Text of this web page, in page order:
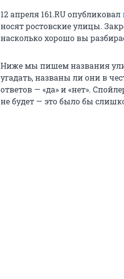
12 апреля 161.RU опубликовал
носят ростовские улицы.
насколько хорошо вы
Ниже мы пишем названия
угадать, названы ли они в
ответов — «да» и «нет».
не будет — это было бы